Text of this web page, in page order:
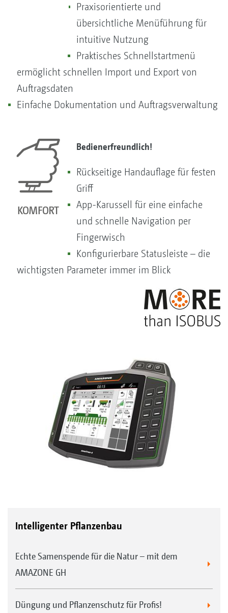
Praxisorientierte und
übersichtliche Menüführung für
intuitive Nutzung
Praktisches Schnellstartmenü
ermöglicht schnellen Import und Export von
Auftragsdaten
Einfache Dokumentation und Auftragsverwaltung
Bedienerfreundlich!
Rückseitige Handauflage für festen
Griff
App-Karussell für eine einfache
und schnelle Navigation per
Fingerwisch
Konfigurierbare Statusleiste – die
wichtigsten Parameter immer im Blick
Intelligenter Pflanzenbau
Echte Samenspende für die Natur – mit dem
AMAZONE GH
Düngung und Pflanzenschutz für Profis!